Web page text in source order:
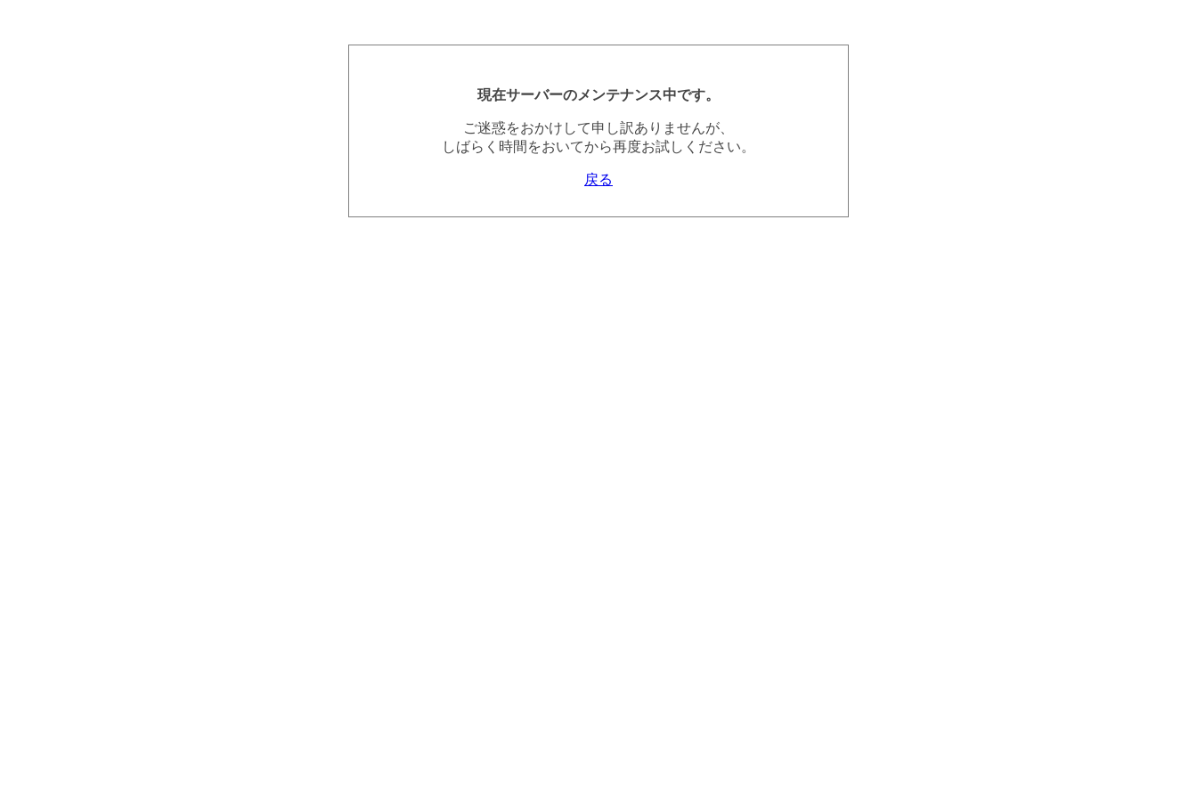
現在サーバーのメンテナンス中です。
ご迷惑をおかけして申し訳ありませんが、
しばらく時間をおいてから再度お試しください。
戻る